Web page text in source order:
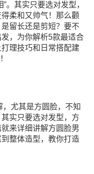
。其实只要选对发型，
柔和又帅气！那么颧
留长还是剪短？要不
，为你解析5款最适合
理技巧和日常搭配建
尤其是方圆脸，不知
实只要选对发型，方
来详细讲解方圆脸男
整体造型，教你打造